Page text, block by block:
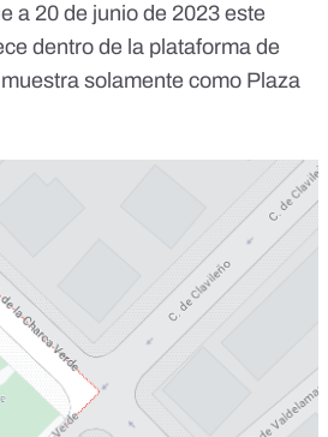
a 20 de junio de 2023 este
dentro de la plataforma de
solamente como Plaza